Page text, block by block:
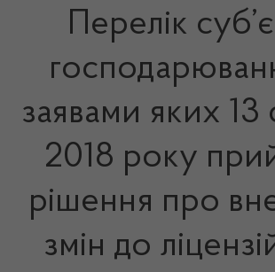
Перелік
заявами яких 13
2018 року
рішення про
змін до